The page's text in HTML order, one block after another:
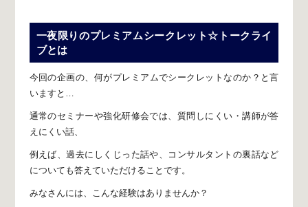
一夜限りのプレミアムシークレット☆トークライ
ブとは
今回の企画の、 何がプレミアムでシークレットなのか？と言
いますと…
通常のセミナーや強化研修会では、 質問しにくい・講師が答
えにくい話、
例えば、過去にしくじった話や、
コンサルタントの裏話など
についても答えていただけることです。
みなさんには、こんな経験はありませんか？